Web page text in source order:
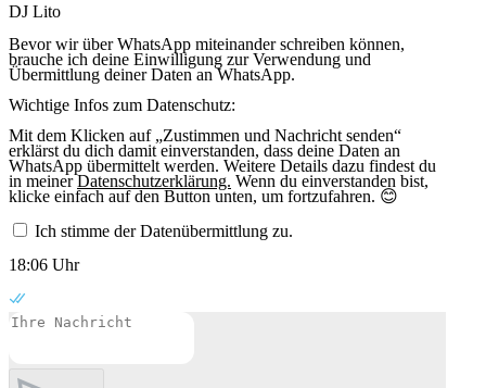
DJ Lito
Bevor wir über WhatsApp miteinander schreiben können,
brauche ich deine Einwilligung zur Verwendung und
Übermittlung deiner Daten an WhatsApp.
Wichtige Infos zum Datenschutz:
Mit dem Klicken auf „Zustimmen und Nachricht senden“
erklärst du dich damit einverstanden, dass deine Daten an
WhatsApp übermittelt werden. Weitere Details dazu findest du
in meinerDatenschutzerklärung. Wenn du einverstanden bist,
klicke einfach auf den Button unten, um fortzufahren. 😊
Ich stimme der Datenübermittlung zu.
18:06 Uhr